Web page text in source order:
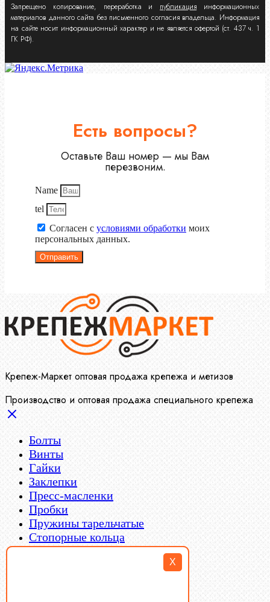
X
Запрещено копирование, переработка и публикация информационных
материалов данного сайта без письменного согласия владельца. Информация
на сайте носит информационный характер и не является офертой (ст. 437 ч. 1
ГК РФ).
Есть вопросы?
Оставьте Ваш номер — мы Вам
перезвоним.
Name
tel
Согласен с условиями обработки моих
персональных данных.
Отправить
Крепеж-Маркет оптовая продажа крепежа и метизов
Производство и оптовая продажа специального крепежа
Болты
Винты
Гайки
Заклепки
Пресс-масленки
Пробки
Пружины тарельчатые
Стопорные кольца
Такелаж